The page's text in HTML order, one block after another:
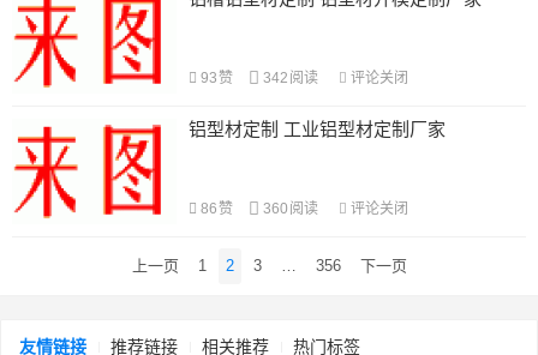
93 赞 342 阅读 评论关闭
铝型材定制 工业铝型材定制厂家
86 赞 360 阅读 评论关闭
上一页 1 2 3 … 356 下一页
友情链接 推荐链接 相关推荐 热门标签